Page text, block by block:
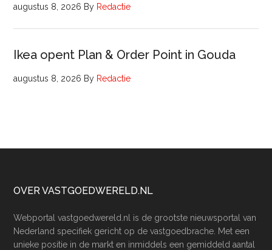
augustus 8, 2026 By Redactie
Ikea opent Plan & Order Point in Gouda
augustus 8, 2026 By Redactie
Footer
OVER VASTGOEDWERELD.NL
Webportal vastgoedwereld.nl is de grootste nieuwsportal van
Nederland specifiek gericht op de vastgoedbrache. Met een
unieke positie in de markt en inmiddels een gemiddeld aantal